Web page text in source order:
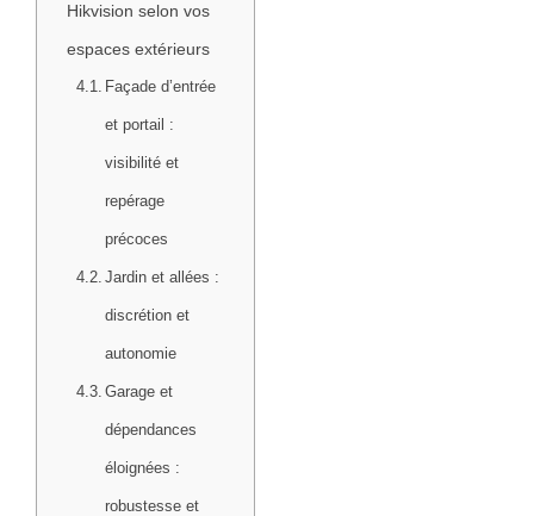
Hikvision selon vos
espaces extérieurs
Façade d’entrée
et portail :
visibilité et
repérage
précoces
Jardin et allées :
discrétion et
autonomie
Garage et
dépendances
éloignées :
robustesse et